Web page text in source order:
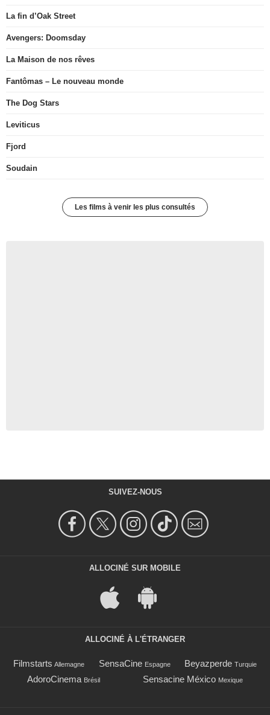
La fin d’Oak Street
Avengers: Doomsday
La Maison de nos rêves
Fantômas – Le nouveau monde
The Dog Stars
Leviticus
Fjord
Soudain
Les films à venir les plus consultés
SUIVEZ-NOUS
ALLOCINÉ SUR MOBILE
ALLOCINÉ À L'ÉTRANGER
Filmstarts Allemagne SensaCine Espagne Beyazperde Turquie
AdoroCinema Brésil Sensacine México Mexique